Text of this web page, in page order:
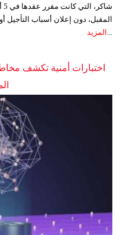
المقبل، دون إعلان أسباب
المزيد
اختبارات أمنية تكشف